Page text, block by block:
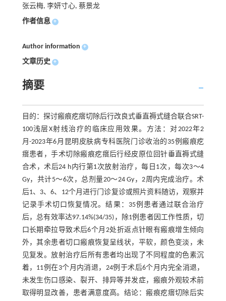
张云梅, 李妍寸心, 蔡景龙
作者信息 +
Author information +
文章历史 +
摘要
目的：探讨瘢痕疙瘩切除后行改良式垂直褥式缝合联合SRT-
100浅层X射线治疗的临床应用效果。方法：对2022年2
月-2023年6月昆明皮肤病专科医院门诊收治的35例瘢痕疙
瘩患者，手术切除瘢痕疙瘩后行经皮原位回针垂直褥式缝
合术，术后24 h内行第1次放射治疗，每日1次，每次3～4
Gy，共计5～6次，总剂量20～24 Gy，2周内完成治疗。术
后1、3、6、12个月进行门诊复诊或照片资料随访，观察并
记录手术切口恢复情况。结果：35例患者通过联合治疗
后，总有效率达97.14%(34/35)，除1例患者因工作性质，切
口长期牵拉导致术后6个月2处折返点针眼有瘢痕增生倾向
外，其余患者切口瘢痕恢复呈线状，平软，颜色变淡，未
见复发。放射治疗后所有患者均出现了不同程度的色素沉
着，11例在3个月内消退，24例于术后6个月内完全消退，
未发生伤口感染、裂开、排异等并发症，瘢痕外观较术前
取得明显改善，患者满意度高。结论：瘢痕疙瘩切除后实